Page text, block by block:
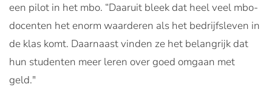
een pilot in het mbo. “Daaruit bleek dat heel veel mbo-
docenten het enorm waarderen als het bedrijfsleven in
de klas komt. Daarnaast vinden ze het belangrijk dat
hun studenten meer leren over goed omgaan met
geld."